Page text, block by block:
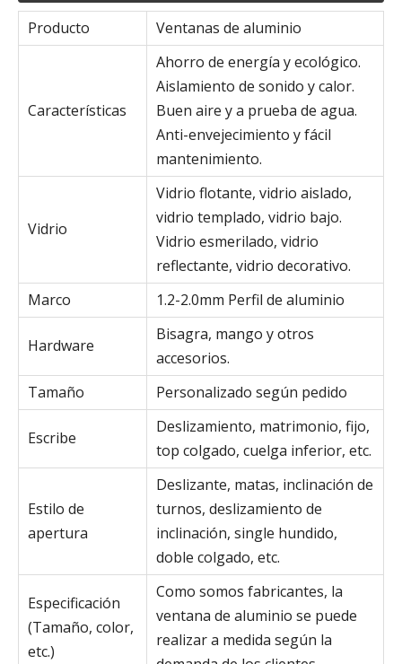
Producto Ventanas de aluminio
Características
Ahorro de energía y ecológico.
Aislamiento de sonido y calor.
Buen aire y a prueba de agua.
Anti-envejecimiento y fácil
mantenimiento.
Vidrio
Vidrio flotante, vidrio aislado,
vidrio templado, vidrio bajo.
Vidrio esmerilado, vidrio
reflectante, vidrio decorativo.
Marco
1.2-2.0mm Perfil de aluminio
Hardware
Bisagra, mango y otros
accesorios.
Tamaño
Personalizado según pedido
Escribe
Deslizamiento, matrimonio, fijo,
top colgado, cuelga inferior, etc.
Estilo de
apertura
Deslizante, matas, inclinación de
turnos, deslizamiento de
inclinación, single hundido,
doble colgado, etc.
Especificación
(Tamaño, color,
etc.)
Como somos fabricantes, la
ventana de aluminio se puede
realizar a medida según la